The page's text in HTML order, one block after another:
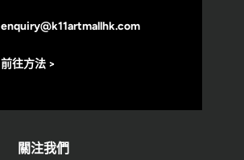
enquiry@k11artmallhk.com
前往方法 >
關注我們